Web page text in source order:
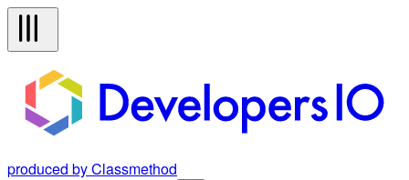
produced by Classmethod